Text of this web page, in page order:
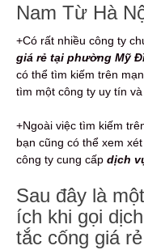
Nam Từ Hà
+Có rất nhiều công ty
giá rẻ tại phường Mỹ
có thể tìm kiếm trên
tìm một công ty uy tín và
+Ngoài việc tìm kiếm
bạn cũng có thể xem
công ty cung cấp dịch
Sau đây là
ích khi gọi
tắc cống giá